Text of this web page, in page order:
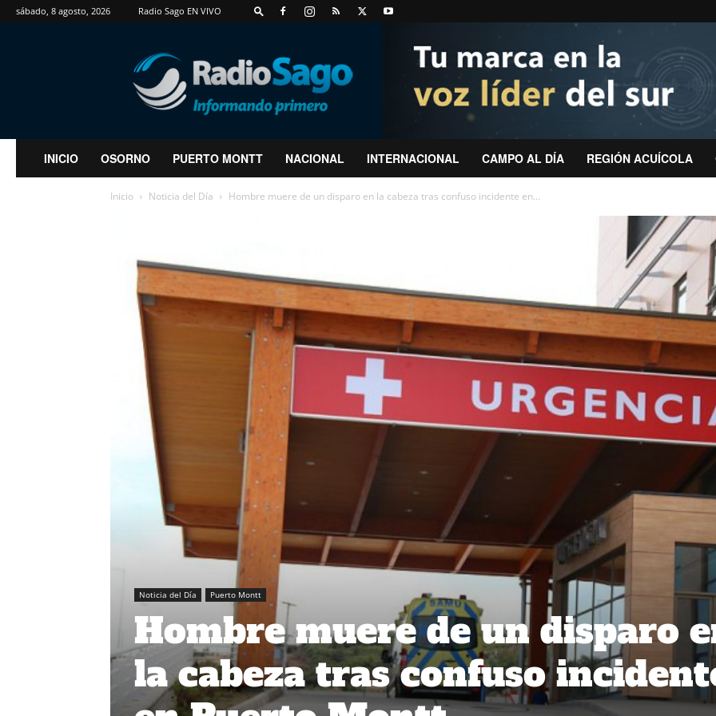
sábado, 8 agosto, 2026 Radio Sago EN VIVO
RadioSago
INICIO OSORNO PUERTO MONTT NACIONAL INTERNACIONAL CAMPO AL DÍA REGIÓN ACUÍCOLA
Inicio Noticia del Día Hombre muere de un disparo en la cabeza tras confuso incidente en...
Noticia del Día Puerto Montt
Hombre muere de un disparo
la cabeza tras confuso